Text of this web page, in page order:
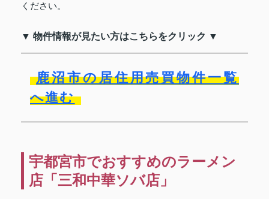
ください。
▼ 物件情報が見たい方はこちらをクリック ▼
鹿沼市の居住用売買物件一覧
へ進む
宇都宮市でおすすめのラーメン
店「三和中華ソバ店」